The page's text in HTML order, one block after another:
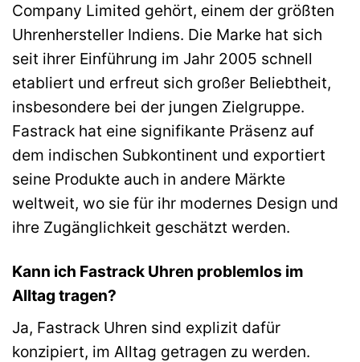
Company Limited gehört, einem der größten
Uhrenhersteller Indiens. Die Marke hat sich
seit ihrer Einführung im Jahr 2005 schnell
etabliert und erfreut sich großer Beliebtheit,
insbesondere bei der jungen Zielgruppe.
Fastrack hat eine signifikante Präsenz auf
dem indischen Subkontinent und exportiert
seine Produkte auch in andere Märkte
weltweit, wo sie für ihr modernes Design und
ihre Zugänglichkeit geschätzt werden.
Kann ich Fastrack Uhren problemlos im
Alltag tragen?
Ja, Fastrack Uhren sind explizit dafür
konzipiert, im Alltag getragen zu werden.